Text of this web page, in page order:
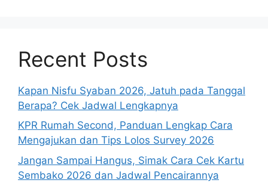
Recent Posts
Kapan Nisfu Syaban 2026, Jatuh pada Tanggal
Berapa? Cek Jadwal Lengkapnya
KPR Rumah Second, Panduan Lengkap Cara
Mengajukan dan Tips Lolos Survey 2026
Jangan Sampai Hangus, Simak Cara Cek Kartu
Sembako 2026 dan Jadwal Pencairannya